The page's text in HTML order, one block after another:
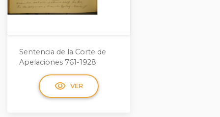
Sentencia de la Corte de
Apelaciones 761-1928
visibility VER